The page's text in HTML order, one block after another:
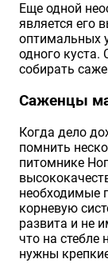
Еще одной
является его
оптимальных
одного куста.
собирать
Саженцы
Когда дело
помнить
питомнике
необходимые
корневую
развита и не
что на стебле
нужны